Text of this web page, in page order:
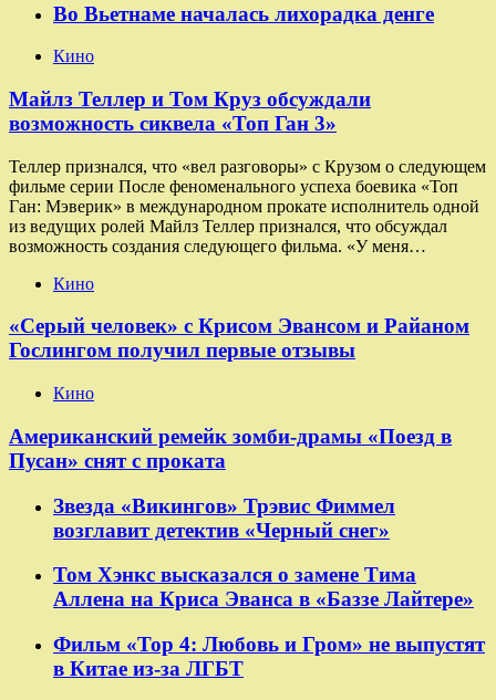
Во Вьетнаме началась лихорадка денге
Кино
Майлз Теллер и Том Круз обсуждали
возможность сиквела «Топ Ган 3»
Теллер признался, что «вел разговоры» с Крузом о следующем
фильме серии После феноменального успеха боевика «Топ
Ган: Мэверик» в международном прокате исполнитель одной
из ведущих ролей Майлз Теллер признался, что обсуждал
возможность создания следующего фильма. «У меня…
Кино
«Серый человек» с Крисом Эвансом и Райаном
Гослингом получил первые отзывы
Кино
Американский ремейк зомби-драмы «Поезд в
Пусан» снят с проката
Звезда «Викингов» Трэвис Фиммел
возглавит детектив «Черный снег»
Том Хэнкс высказался о замене Тима
Аллена на Криса Эванса в «Баззе Лайтере»
Фильм «Тор 4: Любовь и Гром» не выпустят
в Китае из-за ЛГБТ